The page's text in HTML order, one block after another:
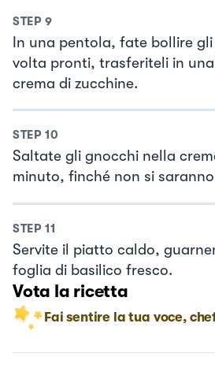
STEP 9
In una pentola, fate bollire
volta pronti, trasferiteli in
crema di zucchine.
STEP 10
Saltate gli gnocchi nella
minuto, finché non si
STEP 11
Servite il piatto caldo,
foglia di basilico fresco.
Vota la ricetta
Fai sentire la tua voce,